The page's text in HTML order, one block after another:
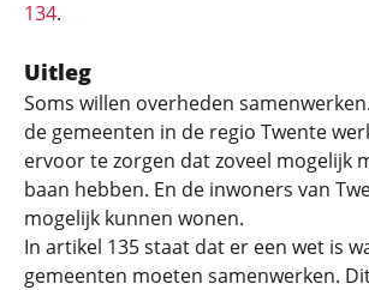
134.
Uitleg
Soms willen overheden
de gemeenten in de regio Twente
ervoor te zorgen dat zoveel mogelijk
baan hebben. En de inwoners van
mogelijk kunnen wonen.
In artikel 135 staat dat er een wet is
gemeenten moeten samenwerken.